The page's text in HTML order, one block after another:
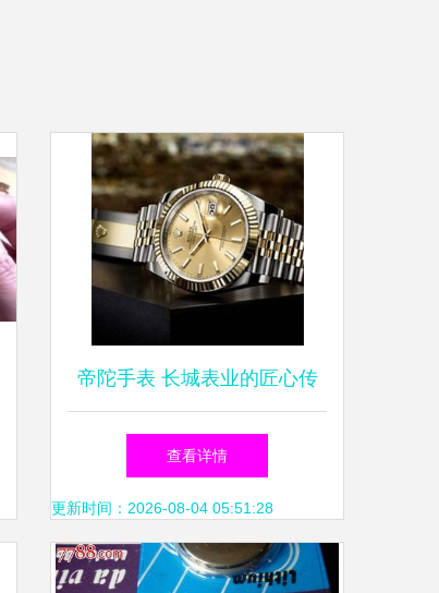
帝陀手表 长城表业的匠心传
承与钟表寄卖服务新体验
查看详情
更新时间：2026-08-04 05:51:28